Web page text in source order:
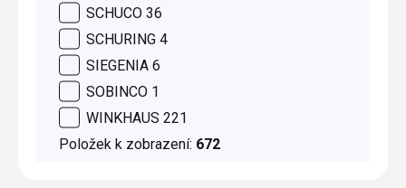
SCHUCO 36
SCHURING 4
SIEGENIA 6
SOBINCO 1
WINKHAUS 221
Položek k zobrazení: 672